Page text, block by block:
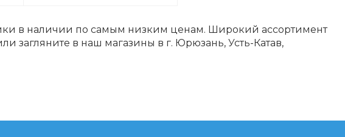
в наличии по самым низким ценам. Широкий ассортимент
загляните в наш магазины в г. Юрюзань, Усть-Катав,